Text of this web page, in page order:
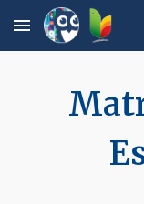
Skip to main content